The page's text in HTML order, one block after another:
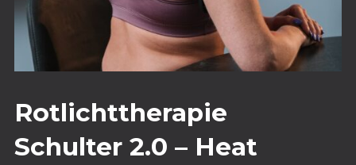
Rotlichttherapie
Schulter 2.0 – Heat